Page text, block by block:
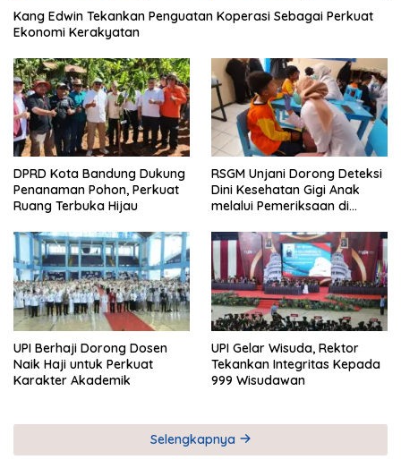
Kang Edwin Tekankan Penguatan Koperasi Sebagai Perkuat
Ekonomi Kerakyatan
DPRD Kota Bandung Dukung
Penanaman Pohon, Perkuat
Ruang Terbuka Hijau
RSGM Unjani Dorong Deteksi
Dini Kesehatan Gigi Anak
melalui Pemeriksaan di
UPI Berhaji Dorong Dosen
Naik Haji untuk Perkuat
Karakter Akademik
UPI Gelar Wisuda, Rektor
Tekankan Integritas Kepada
999 Wisudawan
Selengkapnya